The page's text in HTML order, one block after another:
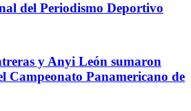
del Periodismo Deportivo
y Anyi León sumaron
Campeonato Panamericano de